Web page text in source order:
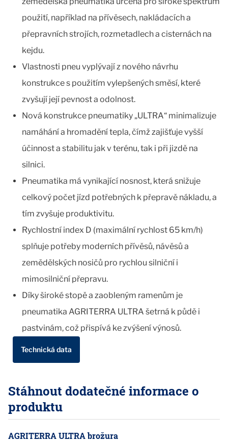
použití, například na přívěsech, nakládacích a
přepravních strojích, rozmetadlech a cisternách na
kejdu.
Vlastnosti pneu vyplývají z nového návrhu
konstrukce s použitím vylepšených směsí, které
zvyšují její pevnost a odolnost.
Nová konstrukce pneumatiky „ULTRA“ minimalizuje
namáhání a hromadění tepla, čímž zajišťuje vyšší
účinnost a stabilitu jak v terénu, tak i při jizdě na
silnici.
Pneumatika má vynikající nosnost, která snižuje
celkový počet jízd potřebných k přepravě nákladu, a
tím zvyšuje produktivitu.
Rychlostní index D (maximální rychlost 65 km/h)
splňuje potřeby moderních přívěsů, návěsů a
zemědělských nosičů pro rychlou silniční i
mimosilniční přepravu.
Díky široké stopě a zaobleným ramenům je
pneumatika AGRITERRA ULTRA šetrná k půdě i
pastvinám, což přispívá ke zvýšení výnosů.
Technická data
Stáhnout dodatečné informace o
produktu
AGRITERRA ULTRA brožura